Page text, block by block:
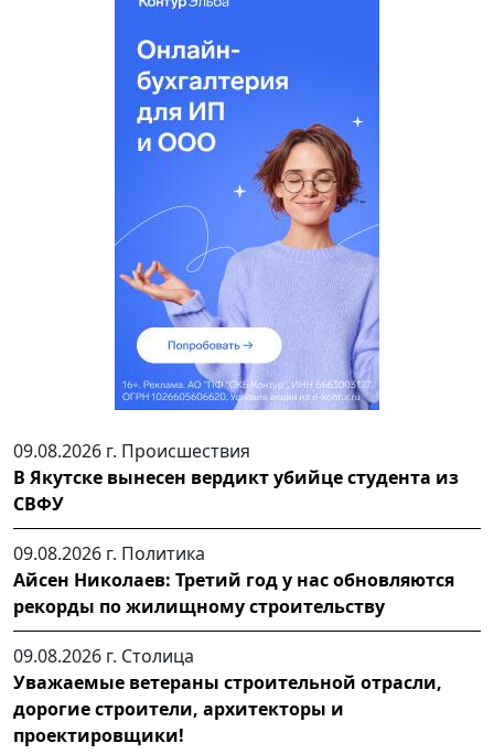
09.08.2026 г. Происшествия
В Якутске вынесен вердикт убийце студента из
СВФУ
09.08.2026 г. Политика
Айсен Николаев: Третий год у нас обновляются
рекорды по жилищному строительству
09.08.2026 г. Столица
Уважаемые ветераны строительной отрасли,
дорогие строители, архитекторы и
проектировщики!